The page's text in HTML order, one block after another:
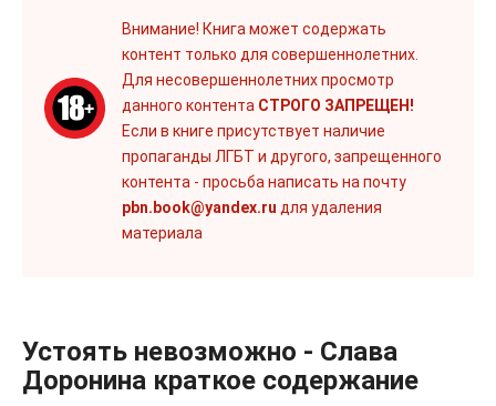
Внимание! Книга может содержать
контент только для совершеннолетних.
Для несовершеннолетних просмотр
данного контента СТРОГО ЗАПРЕЩЕН!
Если в книге присутствует наличие
пропаганды ЛГБТ и другого, запрещенного
контента - просьба написать на почту
pbn.book@yandex.ru для удаления
материала
Устоять невозможно - Слава
Доронина краткое содержание